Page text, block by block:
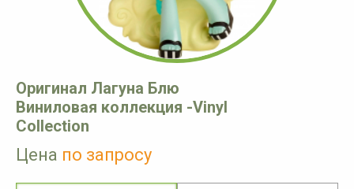
Оригинал Лагуна Блю
Виниловая коллекция -Vinyl
Collection
Цена по запросу